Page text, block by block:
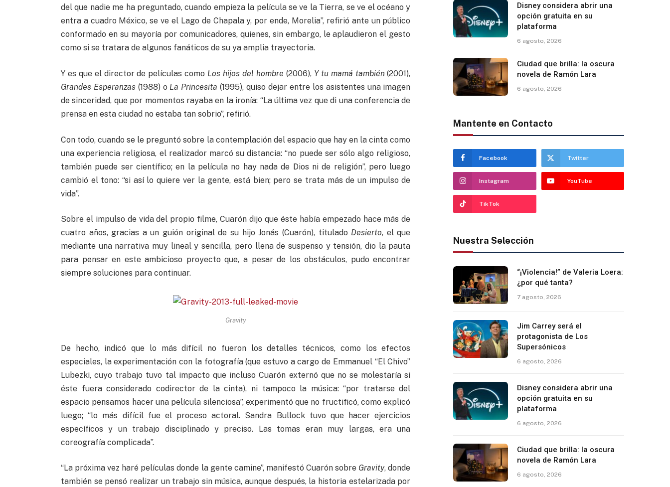
del que nadie me ha preguntado, cuando empieza la película se ve la Tierra, se ve el océano y
entra a cuadro México, se ve el Lago de Chapala y, por ende, Morelia”, refirió ante un público
conformado en su mayoría por comunicadores, quienes, sin embargo, le aplaudieron el gesto
como si se tratara de algunos fanáticos de su ya amplia trayectoria.
Y es que el director de películas como Los hijos del hombre (2006), Y tu mamá también (2001),
Grandes Esperanzas (1988) o La Princesita (1995), quiso dejar entre los asistentes una imagen
de sinceridad, que por momentos rayaba en la ironía: “La última vez que di una conferencia de
prensa en esta ciudad no estaba tan sobrio”, refirió.
Con todo, cuando se le preguntó sobre la contemplación del espacio que hay en la cinta como
una experiencia religiosa, el realizador marcó su distancia: “no puede ser sólo algo religioso,
también puede ser científico; en la película no hay nada de Dios ni de religión”, pero luego
cambió el tono: “si así lo quiere ver la gente, está bien; pero se trata más de un impulso de
vida”.
Sobre el impulso de vida del propio filme, Cuarón dijo que éste había empezado hace más de
cuatro años, gracias a un guión original de su hijo Jonás (Cuarón), titulado Desierto, el que
mediante una narrativa muy lineal y sencilla, pero llena de suspenso y tensión, dio la pauta
para pensar en este ambicioso proyecto que, a pesar de los obstáculos, pudo encontrar
siempre soluciones para continuar.
Gravity
De hecho, indicó que lo más difícil no fueron los detalles técnicos, como los efectos
especiales, la experimentación con la fotografía (que estuvo a cargo de Emmanuel “El Chivo”
Lubezki, cuyo trabajo tuvo tal impacto que incluso Cuarón externó que no se molestaría si
éste fuera considerado codirector de la cinta), ni tampoco la música: “por tratarse del
espacio pensamos hacer una película silenciosa”, experimentó que no fructificó, como explicó
luego; “lo más difícil fue el proceso actoral. Sandra Bullock tuvo que hacer ejercicios
específicos y un trabajo disciplinado y preciso. Las tomas eran muy largas, era una
coreografía complicada”.
“La próxima vez haré películas donde la gente camine”, manifestó Cuarón sobre Gravity, donde
también se pensó realizar un trabajo sin música, aunque después, la historia estelarizada por
Disney considera abrir una
opción gratuita en su
plataforma
6 agosto, 2026
Ciudad que brilla: la oscura
novela de Ramón Lara
6 agosto, 2026
Mantente en Contacto
Facebook Twitter
Instagram YouTube
TikTok
Nuestra Selección
“¡Violencia!” de Valeria Loera:
¿por qué tanta?
7 agosto, 2026
Jim Carrey será el
protagonista de Los
Supersónicos
6 agosto, 2026
Disney considera abrir una
opción gratuita en su
plataforma
6 agosto, 2026
Ciudad que brilla: la oscura
novela de Ramón Lara
6 agosto, 2026